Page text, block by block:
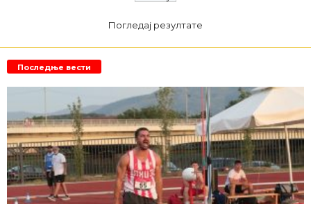
Погледај резултате
Последње вести